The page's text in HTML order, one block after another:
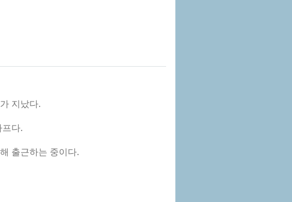
지났다.
프다.
출근하는 중이다.